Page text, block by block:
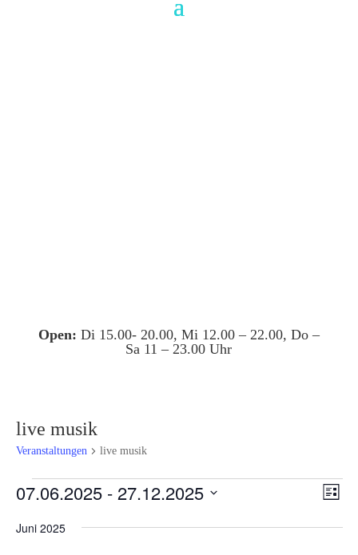
Open: Di 15.00- 20.00, Mi 12.00 – 22.00, Do –
Sa 11 – 23.00 Uhr
live musik
Veranstaltungen live musik
Veranstaltungen Liste
07.06.2025 - 27.12.2025
wählen.
Juni 2025